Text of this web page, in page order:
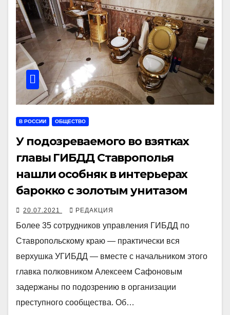
В РОССИИ ОБЩЕСТВО
У подозреваемого во взятках
главы ГИБДД Ставрополья
нашли особняк в интерьерах
барокко с золотым унитазом
20.07.2021 РЕДАКЦИЯ
Более 35 сотрудников управления ГИБДД по
Ставропольскому краю — практически вся
верхушка УГИБДД — вместе с начальником этого
главка полковником Алексеем Сафоновым
задержаны по подозрению в организации
преступного сообщества. Об…